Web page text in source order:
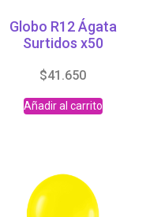
Globo R12 Ágata
Surtidos x50
$41.650
Añadir al carrito